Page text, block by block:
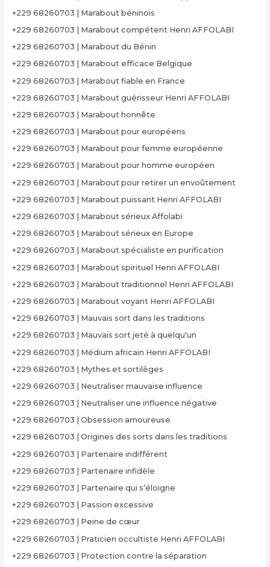
+229 68260703 | Marabout béninois
+229 68260703 | Marabout compétent Henri AFFOLABI
+229 68260703 | Marabout du Bénin
+229 68260703 | Marabout efficace Belgique
+229 68260703 | Marabout fiable en France
+229 68260703 | Marabout guérisseur Henri AFFOLABI
+229 68260703 | Marabout honnête
+229 68260703 | Marabout pour européens
+229 68260703 | Marabout pour femme européenne
+229 68260703 | Marabout pour homme européen
+229 68260703 | Marabout pour retirer un envoûtement
+229 68260703 | Marabout puissant Henri AFFOLABI
+229 68260703 | Marabout sérieux Affolabi
+229 68260703 | Marabout sérieux en Europe
+229 68260703 | Marabout spécialiste en purification
+229 68260703 | Marabout spirituel Henri AFFOLABI
+229 68260703 | Marabout traditionnel Henri AFFOLABI
+229 68260703 | Marabout voyant Henri AFFOLABI
+229 68260703 | Mauvais sort dans les traditions
+229 68260703 | Mauvais sort jeté à quelqu'un
+229 68260703 | Médium africain Henri AFFOLABI
+229 68260703 | Mythes et sortilèges
+229 68260703 | Neutraliser mauvaise influence
+229 68260703 | Neutraliser une influence négative
+229 68260703 | Obsession amoureuse
+229 68260703 | Origines des sorts dans les traditions
+229 68260703 | Partenaire indifférent
+229 68260703 | Partenaire infidèle
+229 68260703 | Partenaire qui s’éloigne
+229 68260703 | Passion excessive
+229 68260703 | Peine de cœur
+229 68260703 | Praticien occultiste Henri AFFOLABI
+229 68260703 | Protection contre la séparation